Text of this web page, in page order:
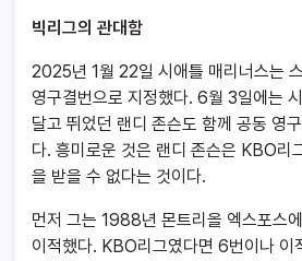
빅리그의 관대함
2025년 1월 22일 시애틀 매리너스는
영구결번으로 지정했다. 6월 3일에는
달고 뛰었던 랜디 존슨도 함께 공동 영
다. 흥미로운 것은 랜디 존슨은 KBO리
을 받을 수 없다는 것이다.
먼저 그는 1988년 몬트리올 엑스포스
이적했다. KBO리그였다면 6번이나 이